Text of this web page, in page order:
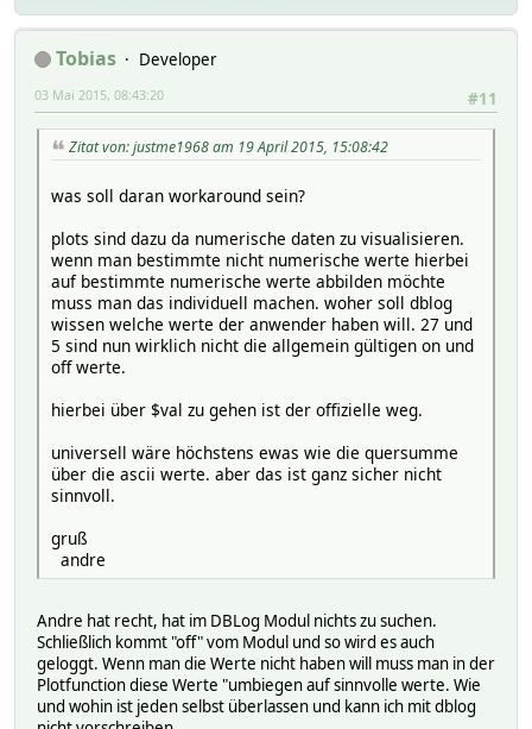
Tobias
Developer
#11
03 Mai 2015, 08:43:20
Zitat von: justme1968 am 19 April 2015, 15:08:42
was soll daran workaround sein?
plots sind dazu da numerische daten zu visualisieren.
wenn man bestimmte nicht numerische werte hierbei
auf bestimmte numerische werte abbilden möchte
muss man das individuell machen. woher soll dblog
wissen welche werte der anwender haben will. 27 und
5 sind nun wirklich nicht die allgemein gültigen on und
off werte.
hierbei über $val zu gehen ist der offizielle weg.
universell wäre höchstens ewas wie die quersumme
über die ascii werte. aber das ist ganz sicher nicht
sinnvoll.
gruß
andre
Andre hat recht, hat im DBLog Modul nichts zu suchen.
Schließlich kommt "off" vom Modul und so wird es auch
geloggt. Wenn man die Werte nicht haben will muss man in der
Plotfunction diese Werte "umbiegen auf sinnvolle werte. Wie
und wohin ist jeden selbst überlassen und kann ich mit dblog